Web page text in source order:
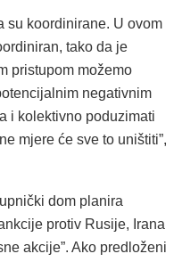
su koordinirane. U ovom
tako da je
pristupom možemo
negativnim
i kolektivno poduzimati
mjere će sve to uništiti”,
dom planira
protiv Rusije, Irana
akcije”. Ako predloženi